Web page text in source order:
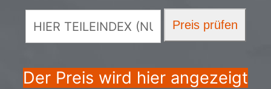
Der Preis wird hier angezeigt